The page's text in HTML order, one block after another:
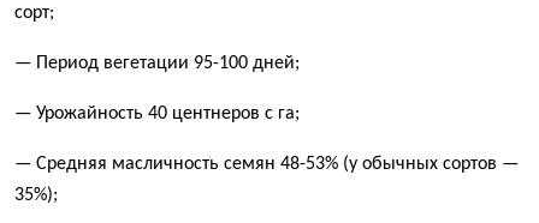
сорт;
— Период вегетации 95-100 дней;
— Урожайность 40 центнеров с га;
— Средняя масличность семян 48-53% (у обычных сортов —
35%);